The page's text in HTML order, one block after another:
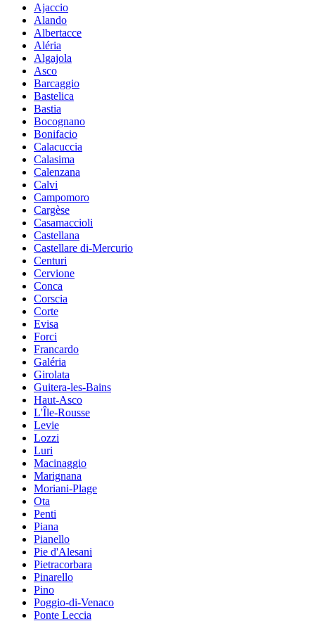
Ajaccio
Alando
Albertacce
Aléria
Algajola
Asco
Barcaggio
Bastelica
Bastia
Bocognano
Bonifacio
Calacuccia
Calasima
Calenzana
Calvi
Campomoro
Cargèse
Casamaccioli
Castellana
Castellare di-Mercurio
Centuri
Cervione
Conca
Corscia
Corte
Evisa
Forci
Francardo
Galéria
Girolata
Guitera-les-Bains
Haut-Asco
L'Île-Rousse
Levie
Lozzi
Luri
Macinaggio
Marignana
Moriani-Plage
Ota
Penti
Piana
Pianello
Pie d'Alesani
Pietracorbara
Pinarello
Pino
Poggio-di-Venaco
Ponte Leccia